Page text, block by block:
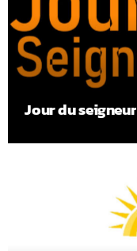
Jour du seigneur